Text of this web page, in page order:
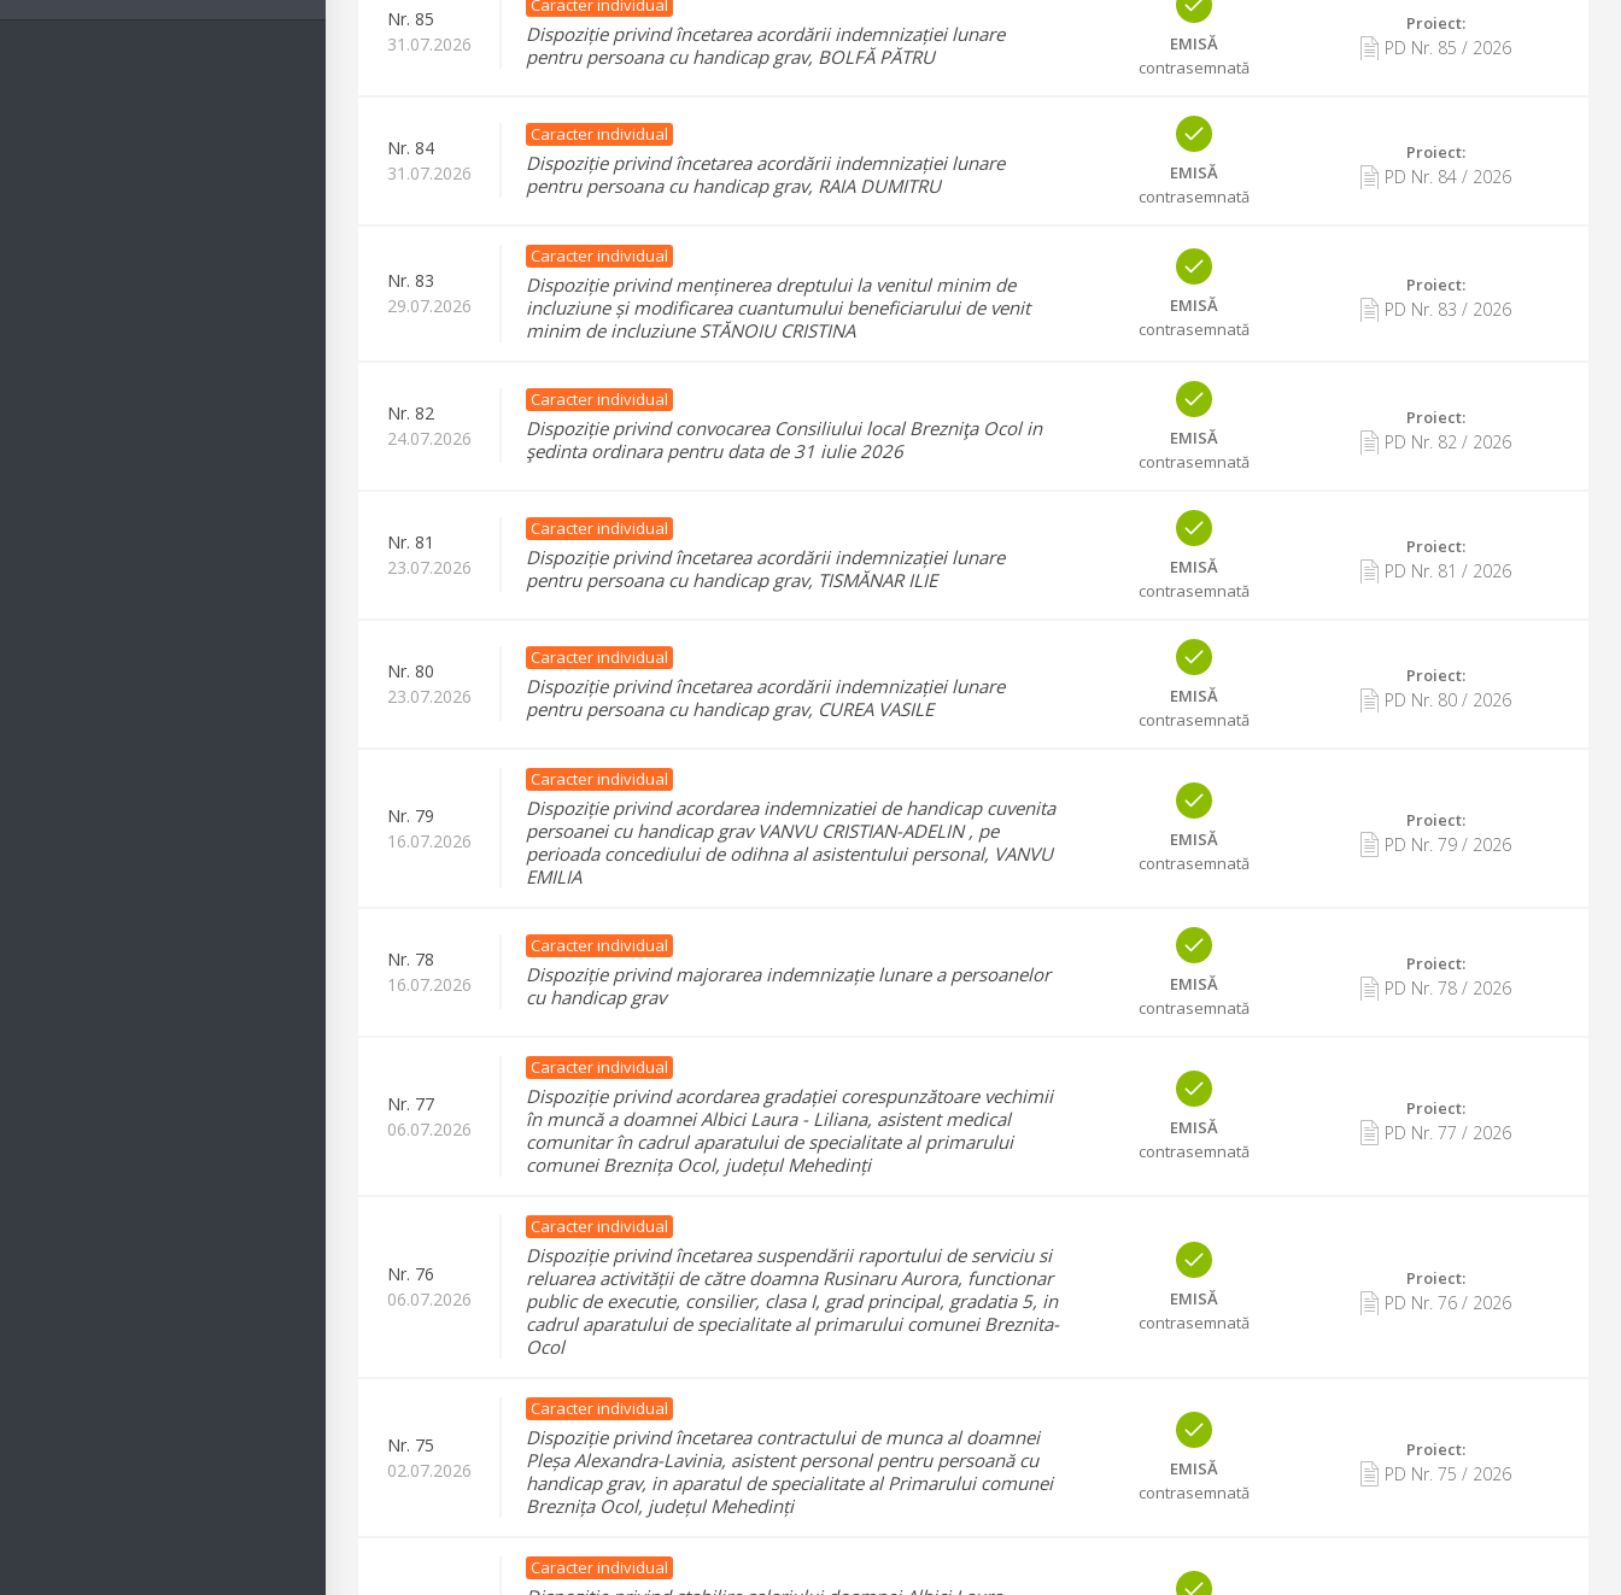
Nr. 85
31.07.2026
Caracter individual
Dispoziție privind încetarea acordării indemnizației lunare
pentru persoana cu handicap grav, BOLFĂ PĂTRU
EMISĂ
contrasemnată
Proiect:
PD Nr. 85 / 2026
Nr. 84
31.07.2026
Caracter individual
Dispoziție privind încetarea acordării indemnizației lunare
pentru persoana cu handicap grav, RAIA DUMITRU
EMISĂ
contrasemnată
Proiect:
PD Nr. 84/ 2026
Nr. 83
29.07.2026
Caracter individual
Dispoziție privind menținerea dreptului la venitul minim de
incluziune și modificarea cuantumului beneficiarului de venit
minim de incluziune STĂNOIU CRISTINA
EMISĂ
contrasemnată
Proiect:
PD Nr. 83 / 2026
Nr. 82
24.07.2026
Caracter individual
Dispoziție privind convocarea Consiliului local Brezniţa Ocol in
şedinta ordinara pentru data de 31 iulie 2026
EMISĂ
contrasemnată
Proiect:
PD Nr. 82/ 2026
Nr. 81
23.07.2026
Caracter individual
Dispoziție privind încetarea acordării indemnizației lunare
pentru persoana cu handicap grav, TISMĂNAR ILIE
EMISĂ
contrasemnată
Proiect:
PD Nr. 81 / 2026
Nr. 80
23.07.2026
Caracter individual
Dispoziție privind încetarea acordării indemnizației lunare
pentru persoana cu handicap grav, CUREA VASILE
EMISĂ
contrasemnată
Proiect:
PD Nr. 80/ 2026
Nr. 79
16.07.2026
Caracter individual
Dispoziție privind acordarea indemnizatiei de handicap cuvenita
persoanei cu handicap grav VANVU CRISTIAN-ADELIN , pe
perioada concediului de odihna al asistentului personal, VANVU
EMILIA
EMISĂ
contrasemnată
Proiect:
PD Nr. 79/ 2026
Nr. 78
16.07.2026
Caracter individual
Dispoziție privind majorarea indemnizație lunare a persoanelor
cu handicap grav
EMISĂ
contrasemnată
Proiect:
PD Nr. 78/ 2026
Nr. 77
06.07.2026
Caracter individual
Dispoziție privind acordarea gradației corespunzătoare vechimii
în muncă a doamnei Albici Laura - Liliana, asistent medical
comunitar în cadrul aparatului de specialitate al primarului
comunei Breznița Ocol, județul Mehedinți
EMISĂ
contrasemnată
Proiect:
PD Nr. 77 / 2026
Nr. 76
06.07.2026
Caracter individual
Dispoziție privind încetarea suspendării raportului de serviciu si
reluarea activității de către doamna Rusinaru Aurora, functionar
public de executie, consilier, clasa I, grad principal, gradatia 5, in
cadrul aparatului de specialitate al primarului comunei Breznita-
Ocol
EMISĂ
contrasemnată
Proiect:
PD Nr. 76/ 2026
Nr. 75
02.07.2026
Caracter individual
Dispoziție privind încetarea contractului de munca al doamnei
Pleșa Alexandra-Lavinia, asistent personal pentru persoană cu
handicap grav, in aparatul de specialitate al Primarului comunei
Breznița Ocol, județul Mehedinți
EMISĂ
contrasemnată
Proiect:
PD Nr. 75 / 2026
Caracter individual